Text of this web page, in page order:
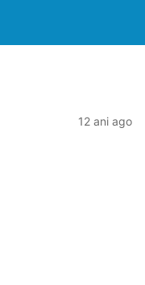
12 ani ago